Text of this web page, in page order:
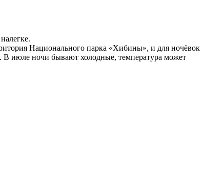
Национального парка «Хибины», и для ночёвок
В июле ночи бывают холодные, температура может